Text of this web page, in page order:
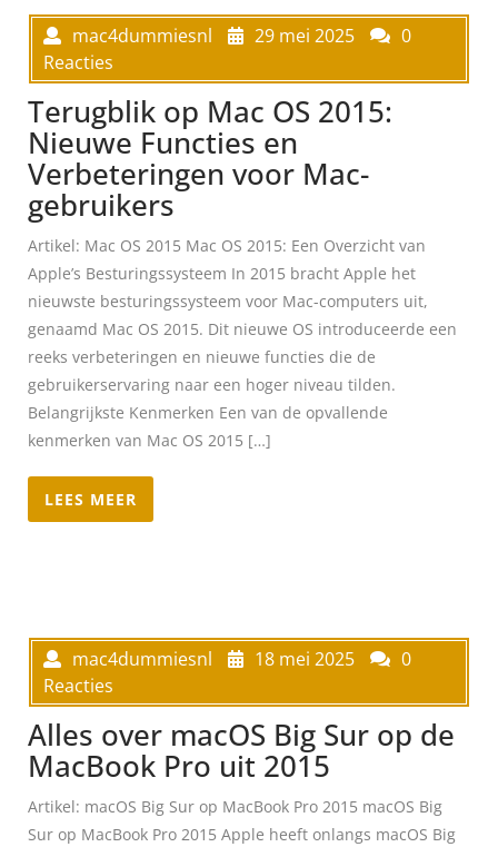
mac4dummiesnl 29 mei 2025
0
Reacties
Terugblik op Mac OS 2015:
Nieuwe Functies en
Verbeteringen voor Mac-
gebruikers
Artikel: Mac OS 2015 Mac OS 2015: Een Overzicht van
Apple’s Besturingssysteem In 2015 bracht Apple het
nieuwste besturingssysteem voor Mac-computers uit,
genaamd Mac OS 2015. Dit nieuwe OS introduceerde een
reeks verbeteringen en nieuwe functies die de
gebruikerservaring naar een hoger niveau tilden.
Belangrijkste Kenmerken Een van de opvallende
kenmerken van Mac OS 2015 […]
LEES MEER
mac4dummiesnl 18 mei 2025
0
Reacties
Alles over macOS Big Sur op de
MacBook Pro uit 2015
Artikel: macOS Big Sur op MacBook Pro 2015 macOS Big
Sur op MacBook Pro 2015 Apple heeft onlangs macOS Big